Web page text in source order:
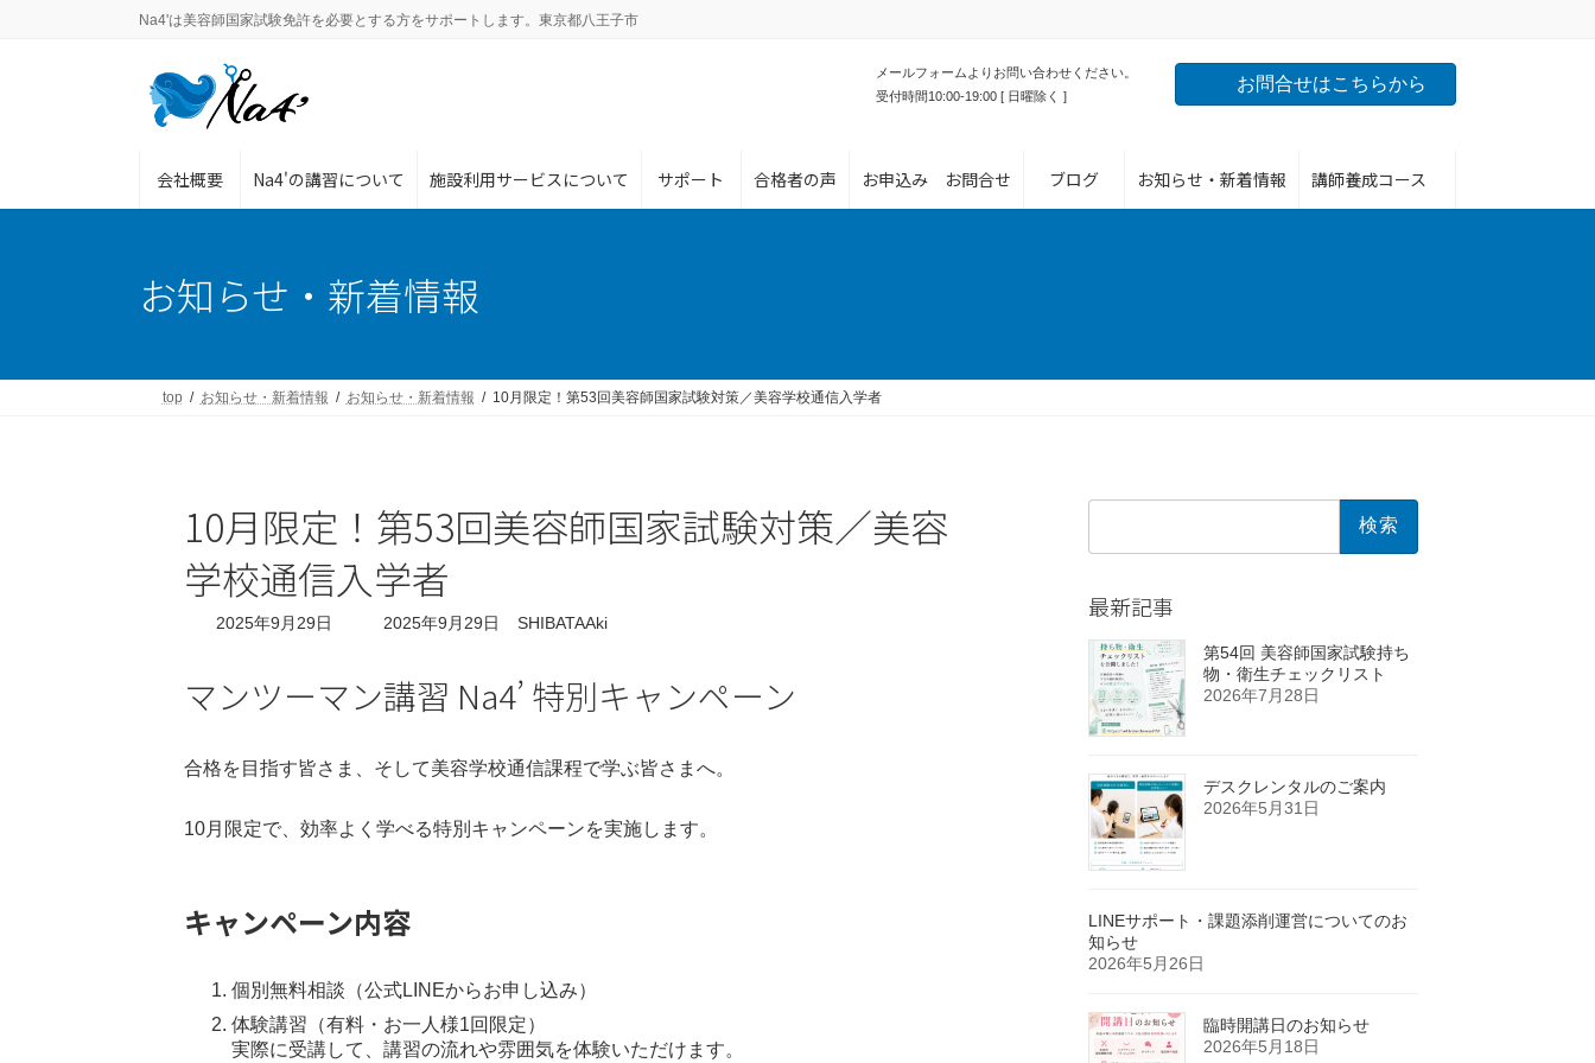
ッ
移
Na4'は美容師国家試験免許を必要とする方をサポートします。東京都八王子市
メールフォームよりお問い合わせください。
受付時間10:00-19:00 [ 日曜除く ]
お問合せはこちらから
会社概要 Na4'の講習について 施設利用サービスについて サポート 合格者の声 お申込み お問合せ ブログ お知らせ・新着情報 講師養成コース
お知らせ・新着情報
top お知らせ・新着情報 お知らせ・新着情報 10月限定！第53回美容師国家試験対策／美容学校通信入学者
10月限定！第53回美容師国家試験対策／美容
学校通信入学者
2025年9月29日
最
新
日
2025年9月29日 SHIBATAAki
マンツーマン講習 Na4’ 特別キャンペーン
合格を目指す皆さま、そして美容学校通信課程で学ぶ皆さまへ。
10月限定で、効率よく学べる特別キャンペーンを実施します。
キャンペーン内容
個別無料相談（公式LINEからお申し込み）
体験講習（有料・お一人様1回限定）
実際に受講して、講習の流れや雰囲気を体験いただけます。
最新記事
第54回 美容師国家試験持ち
物・衛生チェックリスト
2026年7月28日
デスクレンタルのご案内
2026年5月31日
LINEサポート・課題添削運営についてのお
知らせ
2026年5月26日
臨時開講日のお知らせ
2026年5月18日